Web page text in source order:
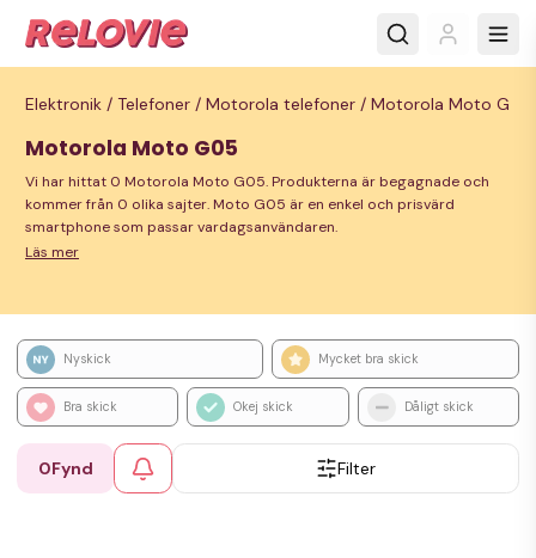
Elektronik / Telefoner / Motorola telefoner / Motorola Moto G
Motorola Moto G05
Vi har hittat 0 Motorola Moto G05. Produkterna är begagnade och
kommer från 0 olika sajter. Moto G05 är en enkel och prisvärd
smartphone som passar vardagsanvändaren.
Läs mer
Nyskick Mycket bra skick
Bra skick Okej skick Dåligt skick
0Fynd Filter